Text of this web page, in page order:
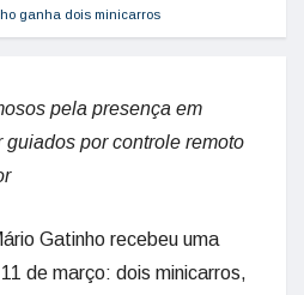
ganha dois minicarros
pela presença em
por controle remoto
Gatinho recebeu uma
de março: dois minicarros,